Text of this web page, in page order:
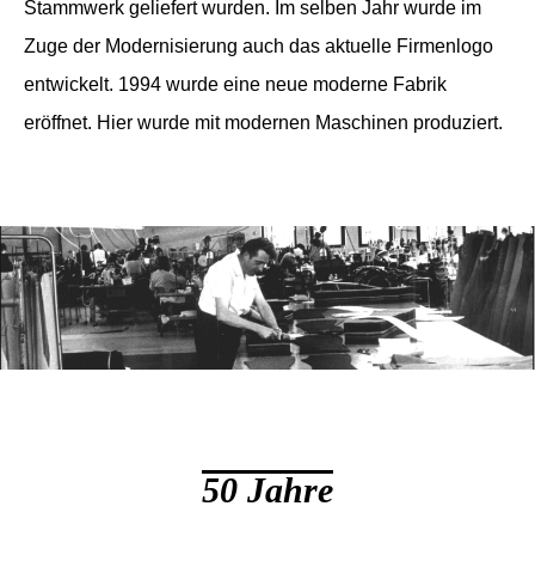
Stammwerk geliefert wurden. Im selben Jahr wurde im
Zuge der Modernisierung auch das aktuelle Firmenlogo
entwickelt. 1994 wurde eine neue moderne Fabrik
eröffnet. Hier wurde mit modernen Maschinen produziert.
50 Jahre